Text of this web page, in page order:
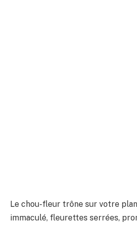
Le chou-fleur trône sur votre
immaculé, fleurettes serrées,